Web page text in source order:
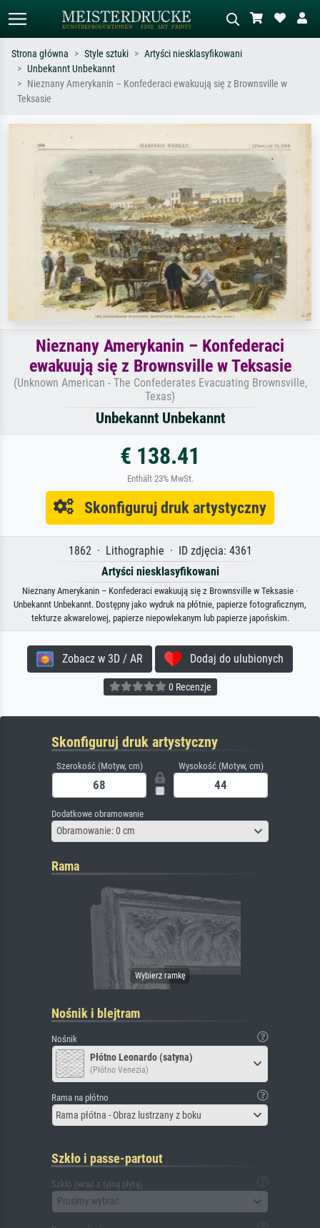
Wyszukiwanie standardowe Wyszukiwanie obrazów AI
Szukaj wg artysty, tytułu lub stylu – np.
Strona główna Style sztuki
Artyści niesklasyfikowani
Unbekannt Unbekannt
Nieznany Amerykanin – Konfederaci ewakuują się z Brownsville w
Teksasie
Nieznany Amerykanin – Konfederaci
ewakuują się z Brownsville w Teksasie
(Unknown American - The Confederates Evacuating Brownsville,
Texas)
Unbekannt Unbekannt
€ 138.41
Enthält 23% MwSt.
Skonfiguruj druk artystyczny
1862 · Lithographie · ID zdjęcia: 4361
Artyści niesklasyfikowani
Nieznany Amerykanin – Konfederaci ewakuują się z Brownsville w Teksasie ·
Unbekannt Unbekannt. Dostępny jako wydruk na płótnie, papierze fotograficznym,
tekturze akwarelowej, papierze niepowlekanym lub papierze japońskim.
Zobacz w 3D / AR Dodaj do ulubionych
0 Recenzje
Skonfiguruj druk artystyczny
Szerokość (Motyw, cm) Wysokość (Motyw, cm)
Dodatkowe obramowanie
Obramowanie: 0 cm
Rama
Nośnik i blejtram
Nośnik
Płótno Leonardo (satyna)
(Płótno Venezia)
Rama na płótno
Rama płótna - Obraz lustrzany z boku
Szkło i passe-partout
Szkło (wraz z tylną płytą)
Prosimy wybrać